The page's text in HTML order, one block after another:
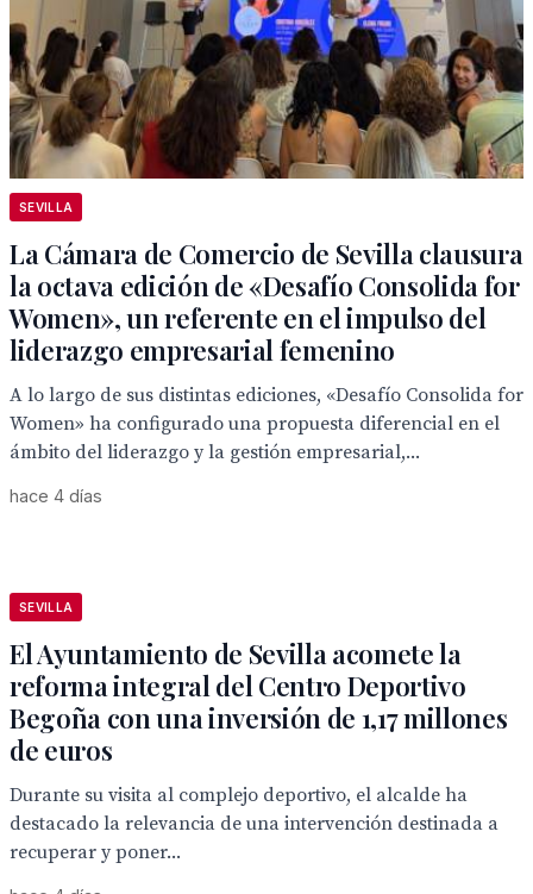
SEVILLA
La Cámara de Comercio de Sevilla clausura
la octava edición de «Desafío Consolida for
Women», un referente en el impulso del
liderazgo empresarial femenino
A lo largo de sus distintas ediciones, «Desafío Consolida for
Women» ha configurado una propuesta diferencial en el
ámbito del liderazgo y la gestión empresarial,...
hace 4 días
SEVILLA
El Ayuntamiento de Sevilla acomete la
reforma integral del Centro Deportivo
Begoña con una inversión de 1,17 millones
de euros
Durante su visita al complejo deportivo, el alcalde ha
destacado la relevancia de una intervención destinada a
recuperar y poner...